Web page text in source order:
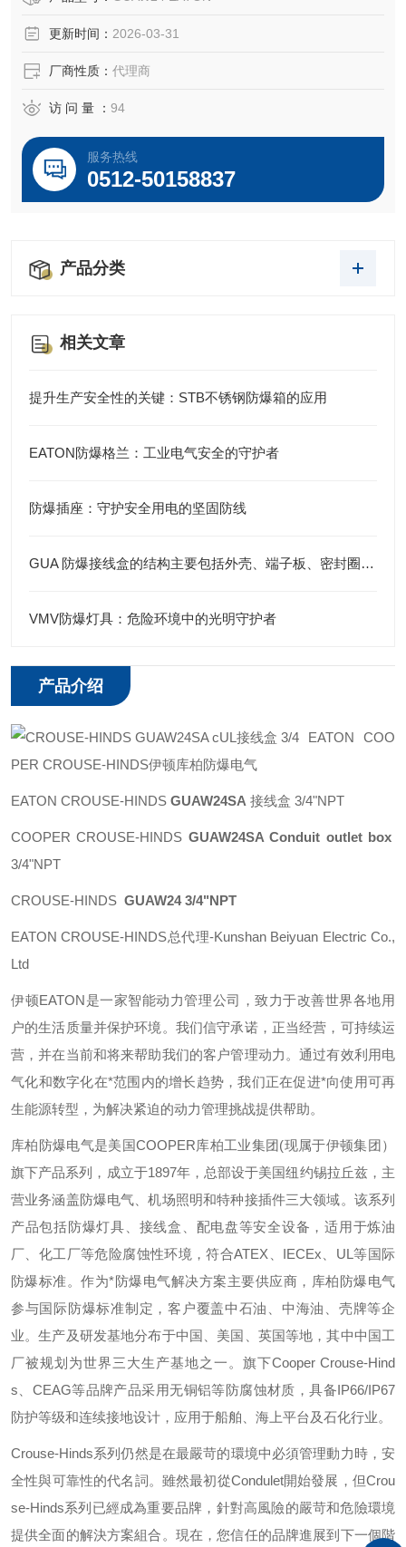
更新时间： 2026-03-31
厂商性质： 代理商
访 问 量 ： 94
服务热线
0512-50158837
产品分类
相关文章
提升生产安全性的关键：STB不锈钢防爆箱的应用
EATON防爆格兰：工业电气安全的守护者
防爆插座：守护安全用电的坚固防线
GUA 防爆接线盒的结构主要包括外壳、端子板、密封圈、接线孔等部分
VMV防爆灯具：危险环境中的光明守护者
产品介绍
EATON COO
PER CROUSE-HINDS伊顿库柏防爆电气
EATON CROUSE-HINDS GUAW24SA 接线盒 3/4"NPT
COOPER CROUSE-HINDS GUAW24SA Conduit outlet box
3/4"NPT
CROUSE-HINDS GUAW24 3/4"NPT
EATON CROUSE-HINDS总代理-Kunshan Beiyuan Electric Co.,
Ltd
伊顿EATON是一家智能动力管理公司，致力于改善世界各地用
户的生活质量并保护环境。我们信守承诺，正当经营，可持续运
营，并在当前和将来帮助我们的客户管理动力。通过有效利用电
气化和数字化在*范围内的增长趋势，我们正在促进*向使用可再
生能源转型，为解决紧迫的动力管理挑战提供帮助。
库柏防爆电气是美国COOPER库柏工业集团(现属于伊顿集团）
旗下产品系列，成立于1897年，总部设于美国纽约锡拉丘兹，主
营业务涵盖防爆电气、机场照明和特种接插件三大领域。该系列
产品包括防爆灯具、接线盒、配电盘等安全设备，适用于炼油
厂、化工厂等危险腐蚀性环境，符合ATEX IECEx UL 等国际
防爆标准。作为*防爆电气解决方案主要供应商，库柏防爆电气
参与国际防爆标准制定，客户覆盖中石油、中海油、壳牌等企
业。生产及研发基地分布于中国、美国、英国等地，其中中国工
厂被规划为世界三大生产基地之一。旗下Cooper Crouse-Hind
s
CEAG等品牌产品采用无铜铝等防腐蚀材质，具备IP66/IP67
防护等级和连续接地设计，应用于船舶、海上平台及石化行业。
Crouse-Hinds系列仍然是在最嚴苛的環境中必須管理動力時，安
全性與可靠性的代名詞。雖然最初從Condulet開始發展，但Crou
se-Hinds系列已經成為重要品牌，針對高風險的嚴苛和危險環境
提供全面的解決方案組合。現在，您信任的品牌進展到下一個階